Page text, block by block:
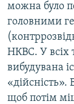
можна було
головними
НКВС. У всіх
вибудувана
«дійсність».
щоб потім